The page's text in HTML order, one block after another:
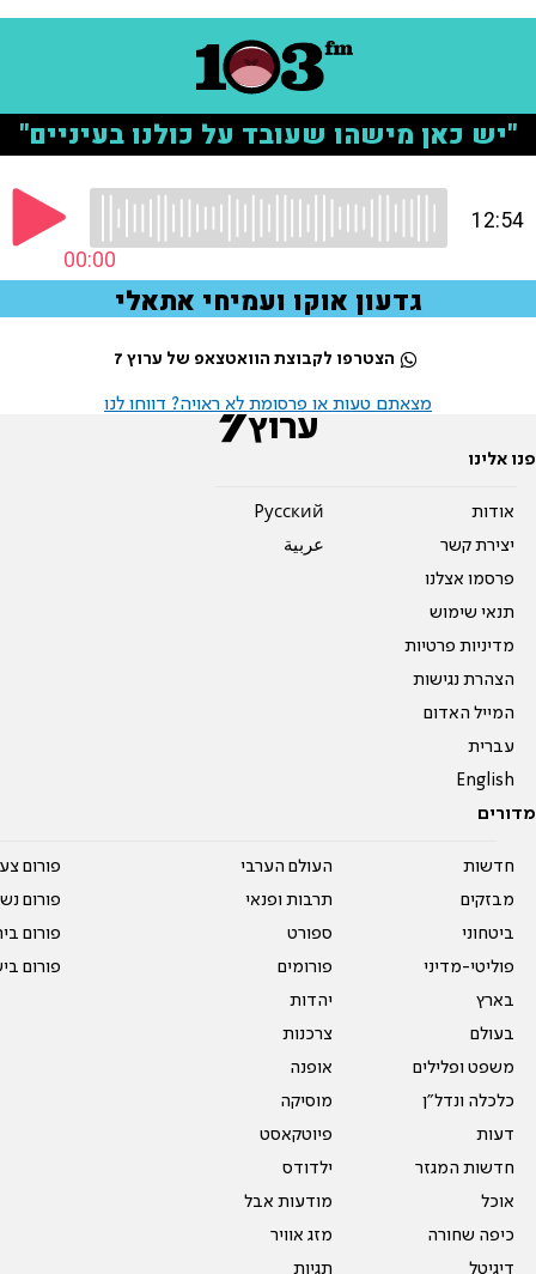
הצטרפו לקבוצת הוואטצאפ של ערוץ 7
מצאתם טעות או פרסומת לא ראויה? דווחו לנו
פנו אלינו
אודות
יצירת קשר
פרסמו אצלנו
תנאי שימוש
מדיניות פרטיות
הצהרת נגישות
המייל האדום
עברית
English
Pусский
عربية
מדורים
חדשות
מבזקים
ביטחוני
פוליטי-מדיני
בארץ
בעולם
משפט ופלילים
כלכלה ונדל"ן
דעות
חדשות המגזר
אוכל
כיפה שחורה
דיגיטל
העולם הערבי
תרבות ופנאי
ספורט
פורומים
יהדות
צרכנות
אופנה
מוסיקה
פיוטקאסט
ילדודס
מודעות אבל
מזג אוויר
תגיות
פורום
פורום
פורום
פורום